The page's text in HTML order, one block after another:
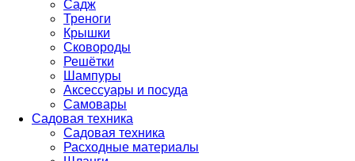
Садж
Треноги
Крышки
Сковороды
Решётки
Шампуры
Аксессуары и посуда
Самовары
Садовая техника
Садовая техника
Расходные материалы